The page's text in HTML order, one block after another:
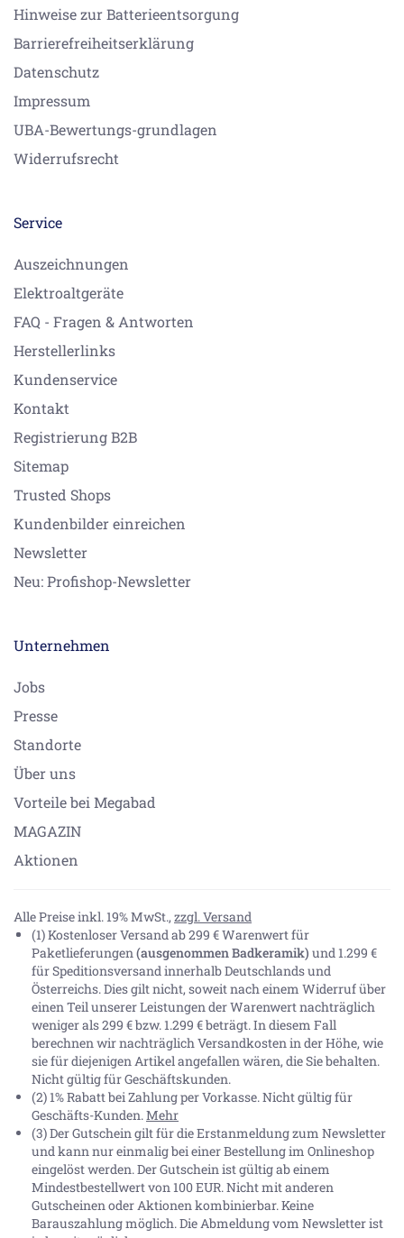
Hinweise zur Batterieentsorgung
Barrierefreiheitserklärung
Datenschutz
Impressum
UBA-Bewertungs-grundlagen
Widerrufsrecht
Service
Auszeichnungen
Elektroaltgeräte
FAQ - Fragen & Antworten
Herstellerlinks
Kundenservice
Kontakt
Registrierung B2B
Sitemap
Trusted Shops
Kundenbilder einreichen
Newsletter
Neu: Profishop-Newsletter
Unternehmen
Jobs
Presse
Standorte
Über uns
Vorteile bei Megabad
MAGAZIN
Aktionen
Alle Preise inkl. 19% MwSt., zzgl. Versand
(1) Kostenloser Versand ab 299 € Warenwert für
Paketlieferungen(ausgenommen Badkeramik) und 1.299 €
für Speditionsversand innerhalb Deutschlands und
Österreichs. Dies gilt nicht, soweit nach einem Widerruf über
einen Teil unserer Leistungen der Warenwert nachträglich
weniger als 299 € bzw. 1.299 € beträgt. In diesem Fall
berechnen wir nachträglich Versandkosten in der Höhe, wie
sie für diejenigen Artikel angefallen wären, die Sie behalten.
Nicht gültig für Geschäftskunden.
(2) 1% Rabatt bei Zahlung per Vorkasse. Nicht gültig für
Geschäfts-Kunden.Mehr
(3) Der Gutschein gilt für die Erstanmeldung zum Newsletter
und kann nur einmalig bei einer Bestellung im Onlineshop
eingelöst werden. Der Gutschein ist gültig ab einem
Mindestbestellwert von 100 EUR. Nicht mit anderen
Gutscheinen oder Aktionen kombinierbar. Keine
Barauszahlung möglich. Die Abmeldung vom Newsletter ist